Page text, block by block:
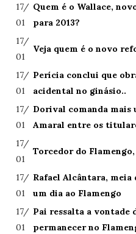
17/
01
Quem é o Wallace,
para 2013?
17/
01
Veja quem é o novo
17/
01
Perícia conclui que
acidental no ginásio..
17/
01
Dorival comanda mais
Amaral entre os
17/
01
Torcedor do
17/
01
Rafael Alcântara,
um dia ao Flamengo
17/
01
Pai ressalta a vontade
permanecer no